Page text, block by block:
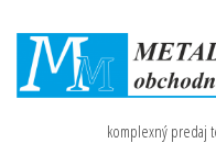
komplexný predaj